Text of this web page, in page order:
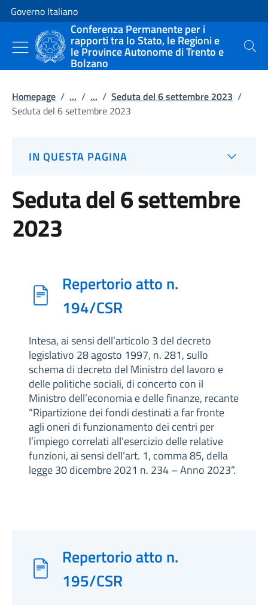
Vai al contenuto
Vai alla navigazione del sito
Governo Italiano
Conferenza Permanente per i
rapporti tra lo Stato, le Regioni e
le Province Autonome di Trento e
Bolzano
Cerca
Homepage / ... / ... / Seduta del 6 settembre 2023 /
Seduta del 6 settembre 2023
IN QUESTA PAGINA
Seduta del 6 settembre
2023
Repertorio atto n.
194/CSR
Intesa, ai sensi dell’articolo 3 del decreto
legislativo 28 agosto 1997, n. 281, sullo
schema di decreto del Ministro del lavoro e
delle politiche sociali, di concerto con il
Ministro dell’economia e delle finanze, recante
“Ripartizione dei fondi destinati a far fronte
agli oneri di funzionamento dei centri per
l’impiego correlati all’esercizio delle relative
funzioni, ai sensi dell’art. 1, comma 85, della
legge 30 dicembre 2021 n. 234 – Anno 2023”.
Repertorio atto n.
195/CSR